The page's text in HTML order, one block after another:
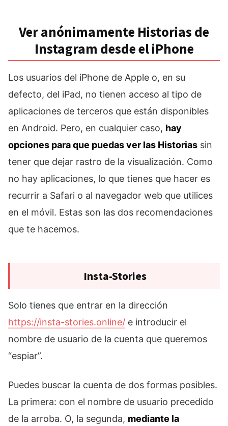
Ver anónimamente Historias de
Instagram desde el iPhone
Los usuarios del iPhone de Apple o, en su
defecto, del iPad, no tienen acceso al tipo de
aplicaciones de terceros que están disponibles
en Android. Pero, en cualquier caso, hay
opciones para que puedas ver las Historias sin
tener que dejar rastro de la visualización. Como
no hay aplicaciones, lo que tienes que hacer es
recurrir a Safari o al navegador web que utilices
en el móvil. Estas son las dos recomendaciones
que te hacemos.
Insta-Stories
Solo tienes que entrar en la dirección
https://insta-stories.online/ e introducir el
nombre de usuario de la cuenta que queremos
“espiar”.
Puedes buscar la cuenta de dos formas posibles.
La primera: con el nombre de usuario precedido
de la arroba. O, la segunda, mediante la